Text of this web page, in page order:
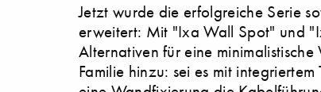
Jetzt wurde die erfolgreiche Serie
erweitert: Mit "Ixa Wall Spot" und
Alternativen für eine
Familie hinzu: sei es mit